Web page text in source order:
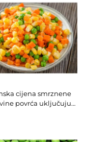
cijena smrznene
povrća uključujući